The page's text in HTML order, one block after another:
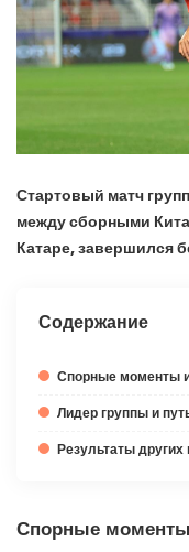
Стартовый матч
между сборными
Катаре, завершился
Содержание
Спорные моменты
Лидер группы и
Результаты других
Спорные моменты